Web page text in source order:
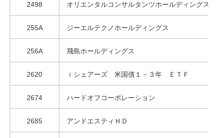
2498 オリエンタルコンサルタンツホールディングス
255A ジーエルテクノホールディングス
256A 飛島ホールディングス
2620 ｉシェアーズ 米国債１－３年 ＥＴＦ
2674 ハードオフコーポレーション
2685 アンドエスティＨＤ